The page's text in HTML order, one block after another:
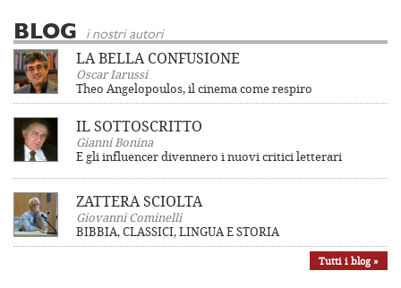
BLOG i nostri autori
LA BELLA CONFUSIONE
Oscar Iarussi
Theo Angelopoulos, il cinema come respiro
IL SOTTOSCRITTO
Gianni Bonina
E gli influencer divennero i nuovi critici letterari
ZATTERA SCIOLTA
Giovanni Cominelli
BIBBIA, CLASSICI, LINGUA E STORIA
Tutti i blog »